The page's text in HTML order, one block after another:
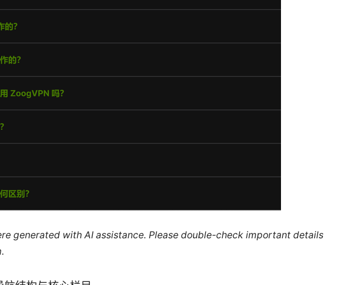
generated with AI assistance. Please double-check important details